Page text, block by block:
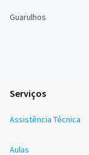
Guarulhos
Serviços
Assistência Técnica
Aulas